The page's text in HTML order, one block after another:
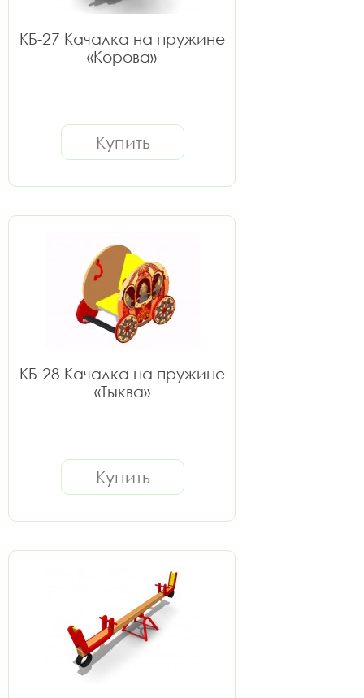
КБ-27 Качалка на пружине
«Корова»
Купить
КБ-28 Качалка на пружине
«Тыква»
Купить